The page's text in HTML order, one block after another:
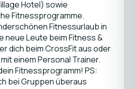
Hotel) sowie
Fitnessprogramme.
Fitnessurlaub in
neue Leute beim Fitness &
dich beim CrossFit aus oder
einem Personal Trainer.
Fitnessprogramm! PS:
bei Gruppen überaus